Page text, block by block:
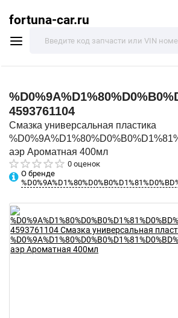
fortuna-car.ru
4593761104
Смазка универсальная пластика
аэр Ароматная 400мл
0 оценок
О бренде